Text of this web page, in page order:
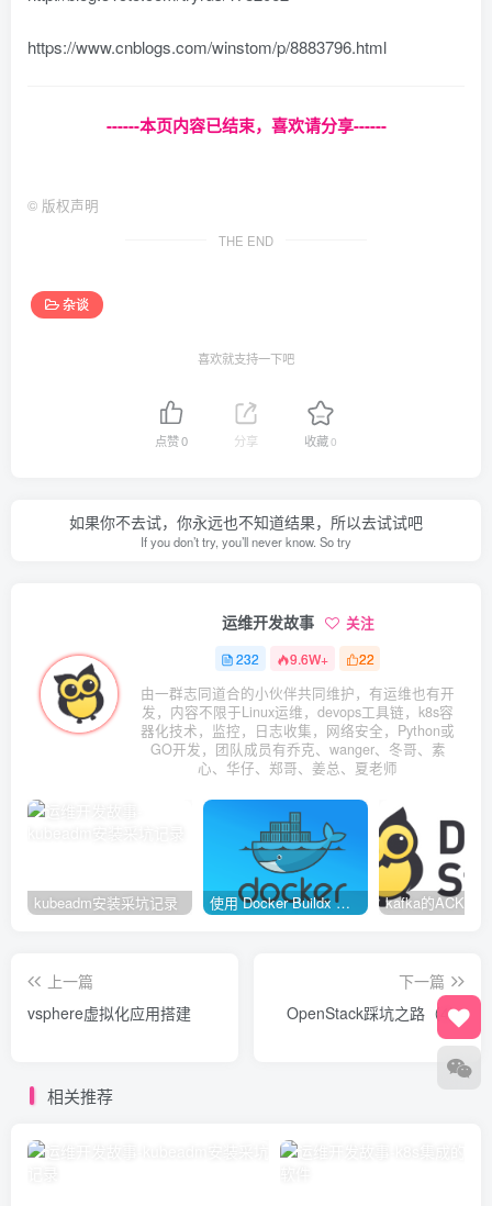
https://www.cnblogs.com/winstom/p/8883796.html
------本页内容已结束，喜欢请分享------
© 版权声明
THE END
杂谈
喜欢就支持一下吧
点赞0 分享 收藏0
如果你不去试，你永远也不知道结果，所以去试试吧
If you don’t try, you’ll never know. So try
运维开发故事 关注
232 9.6W+ 22
由一群志同道合的小伙伴共同维护，有运维也有开
发，内容不限于Linux运维，devops工具链，k8s容
器化技术，监控，日志收集，网络安全，Python或
GO开发，团队成员有乔克、wanger、冬哥、素
心、华仔、郑哥、姜总、夏老师
kubeadm安装采坑记录 使用 Docker Buildx 构建多种系统架构镜像
上一篇
vsphere虚拟化应用搭建
下一篇
OpenStack踩坑之路（4）
相关推荐